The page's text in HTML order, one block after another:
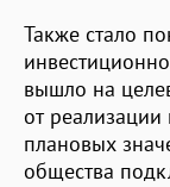
Также стало
вышло на
от реализации
плановых
общества